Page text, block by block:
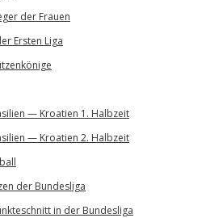
der Frauen
Ersten Liga
— Kroatien 1. Halbzeit
— Kroatien 2. Halbzeit
der Bundesliga
in der Bundesliga